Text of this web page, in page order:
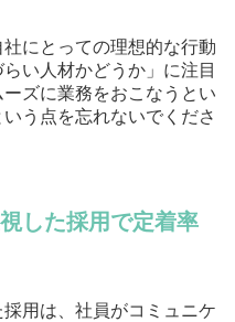
にとっての理想的な行動
い人材かどうか」に注目
ズに業務をおこなうとい
う点を忘れないでくださ
した採用で定着率
用は、社員がコミュニケ